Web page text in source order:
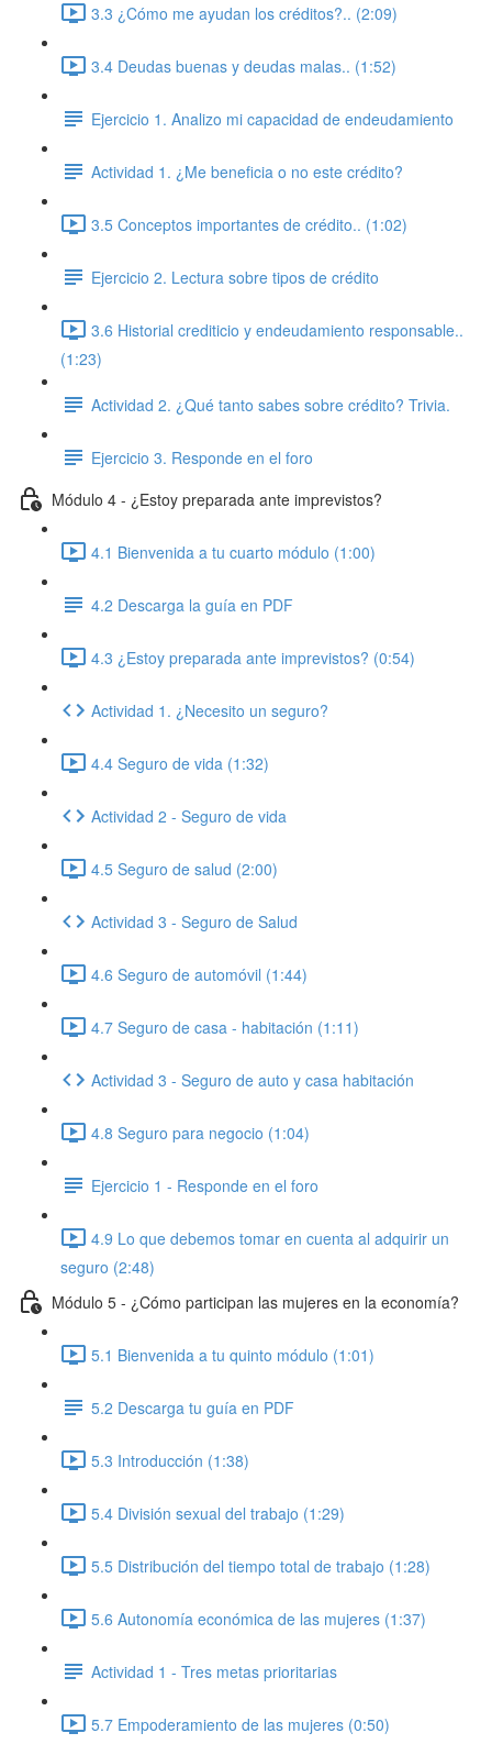
3.3 ¿Cómo me ayudan los créditos?.. (2:09)
3.4 Deudas buenas y deudas malas.. (1:52)
Ejercicio 1. Analizo mi capacidad de endeudamiento
Actividad 1. ¿Me beneficia o no este crédito?
3.5 Conceptos importantes de crédito.. (1:02)
Ejercicio 2. Lectura sobre tipos de crédito
3.6 Historial crediticio y endeudamiento responsable..
(1:23)
Actividad 2. ¿Qué tanto sabes sobre crédito? Trivia.
Ejercicio 3. Responde en el foro
Módulo 4 - ¿Estoy preparada ante imprevistos?
4.1 Bienvenida a tu cuarto módulo (1:00)
4.2 Descarga la guía en PDF
4.3 ¿Estoy preparada ante imprevistos? (0:54)
Actividad 1. ¿Necesito un seguro?
4.4 Seguro de vida (1:32)
Actividad 2 - Seguro de vida
4.5 Seguro de salud (2:00)
Actividad 3 - Seguro de Salud
4.6 Seguro de automóvil (1:44)
4.7 Seguro de casa - habitación (1:11)
Actividad 3 - Seguro de auto y casa habitación
4.8 Seguro para negocio (1:04)
Ejercicio 1 - Responde en el foro
4.9 Lo que debemos tomar en cuenta al adquirir un
seguro (2:48)
Módulo 5 - ¿Cómo participan las mujeres en la economía?
5.1 Bienvenida a tu quinto módulo (1:01)
5.2 Descarga tu guía en PDF
5.3 Introducción (1:38)
5.4 División sexual del trabajo (1:29)
5.5 Distribución del tiempo total de trabajo (1:28)
5.6 Autonomía económica de las mujeres (1:37)
Actividad 1 - Tres metas prioritarias
5.7 Empoderamiento de las mujeres (0:50)